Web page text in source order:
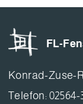
FL-
Konrad-Zuse-
Telefon: 02564-